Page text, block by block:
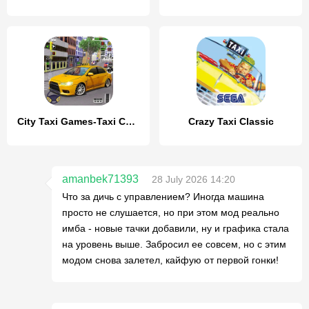
City Taxi Games-Taxi Car Games Crazy Taxi Classic
amanbek71393
28 July 2026 14:20
Что за дичь с управлением? Иногда машина
просто не слушается, но при этом мод реально
имба - новые тачки добавили, ну и графика стала
на уровень выше. Забросил ее совсем, но с этим
модом снова залетел, кайфую от первой гонки!